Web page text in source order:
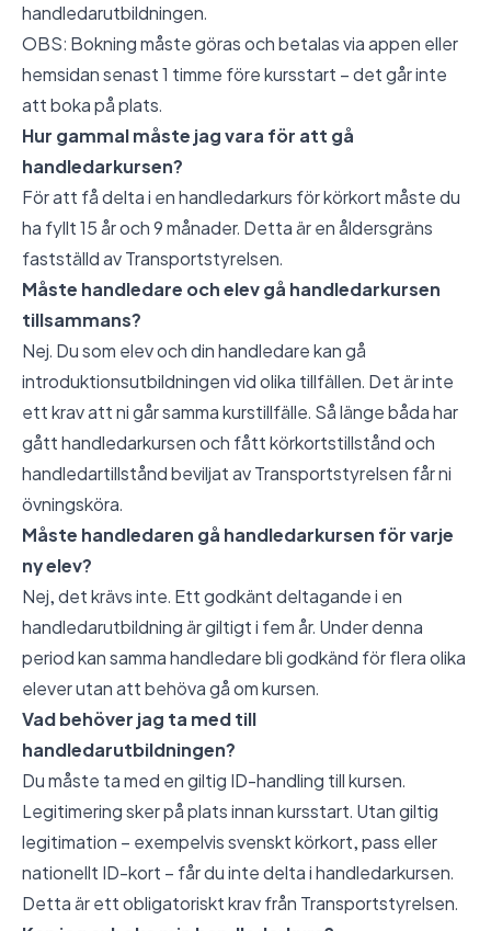
handledarutbildningen.
OBS: Bokning måste göras och betalas via appen eller
hemsidan senast 1 timme före kursstart – det går inte
att boka på plats.
Hur gammal måste jag vara för att gå
handledarkursen?
För att få delta i en handledarkurs för körkort måste du
ha fyllt 15 år och 9 månader. Detta är en åldersgräns
fastställd av Transportstyrelsen.
Måste handledare och elev gå handledarkursen
tillsammans?
Nej. Du som elev och din handledare kan gå
introduktionsutbildningen vid olika tillfällen. Det är inte
ett krav att ni går samma kurstillfälle. Så länge båda har
gått handledarkursen och fått körkortstillstånd och
handledartillstånd beviljat av Transportstyrelsen får ni
övningsköra.
Måste handledaren gå handledarkursen för varje
ny elev?
Nej, det krävs inte. Ett godkänt deltagande i en
handledarutbildning är giltigt i fem år. Under denna
period kan samma handledare bli godkänd för flera olika
elever utan att behöva gå om kursen.
Vad behöver jag ta med till
handledarutbildningen?
Du måste ta med en giltig ID-handling till kursen.
Legitimering sker på plats innan kursstart. Utan giltig
legitimation – exempelvis svenskt körkort, pass eller
nationellt ID-kort – får du inte delta i handledarkursen.
Detta är ett obligatoriskt krav från Transportstyrelsen.